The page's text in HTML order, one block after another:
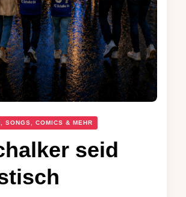
SONGS, COMICS & MEHR
seid